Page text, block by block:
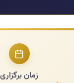
زمان برگزاری